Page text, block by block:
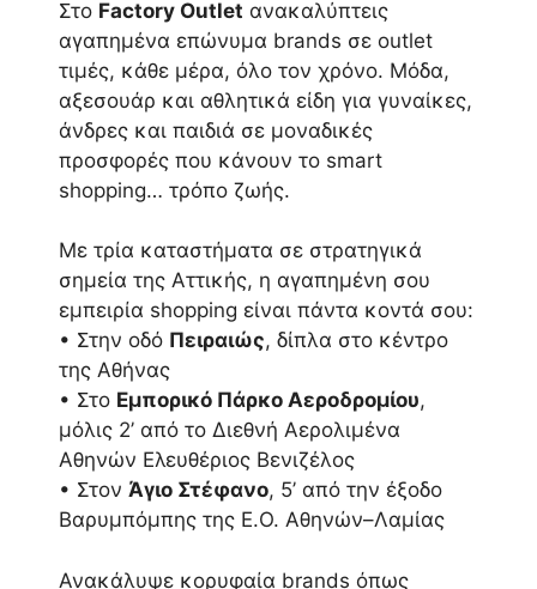
Στο Factory Outlet ανακαλύπτεις
αγαπημένα επώνυμα brands σε outlet
τιμές, κάθε μέρα, όλο τον χρόνο. Μόδα,
αξεσουάρ και αθλητικά είδη για γυναίκες,
άνδρες και παιδιά σε μοναδικές
προσφορές που κάνουν το smart
shopping… τρόπο ζωής.
Με τρία καταστήματα σε στρατηγικά
σημεία της Αττικής, η αγαπημένη σου
εμπειρία shopping είναι πάντα κοντά σου:
• Στην οδό Πειραιώς, δίπλα στο κέντρο
της Αθήνας
• Στο Εμπορικό Πάρκο Αεροδρομίου,
μόλις 2’ από το Διεθνή Αερολιμένα
Αθηνών Ελευθέριος Βενιζέλος
• Στον Άγιο Στέφανο, 5’ από την έξοδο
Βαρυμπόμπης της Ε.Ο. Αθηνών–Λαμίας
Ανακάλυψε κορυφαία brands όπως